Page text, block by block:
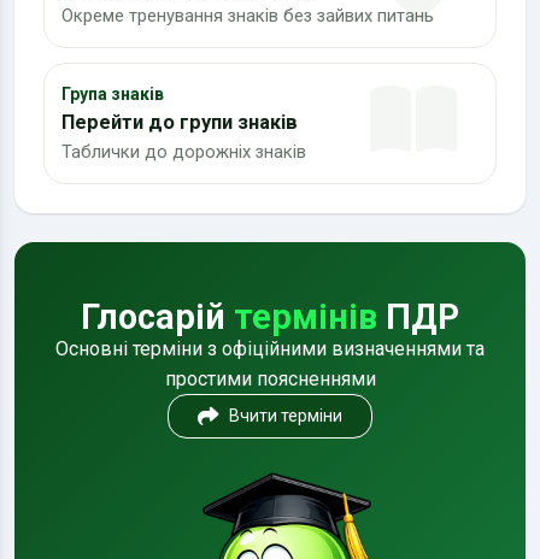
Окреме тренування знаків без зайвих питань
Група знаків
Перейти до групи знаків
Таблички до дорожніх знаків
Глосарій термінів ПДР
Основні терміни з офіційними визначеннями та
простими поясненнями
Вчити терміни